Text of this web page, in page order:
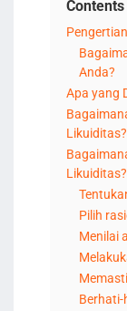
Contents
Anda?
Apa yang
Likuiditas?
Likuiditas?
Pilih
Menilai